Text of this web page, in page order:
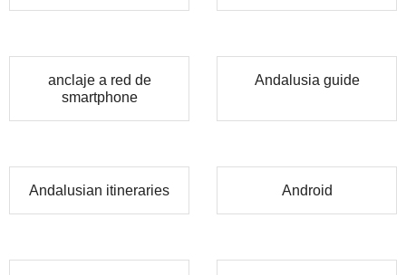
anclaje a red de
smartphone
Andalusia guide
Andalusian itineraries Android